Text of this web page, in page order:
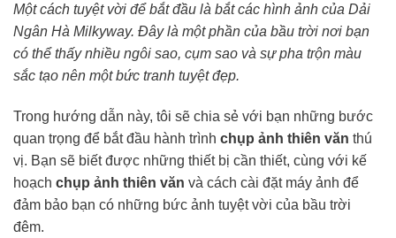
Một cách tuyệt vời để bắt đầu là bắt các hình ảnh của Dải
Ngân Hà Milkyway. Đây là một phần của bầu trời nơi bạn
có thể thấy nhiều ngôi sao, cụm sao và sự pha trộn màu
sắc tạo nên một bức tranh tuyệt đẹp.
Trong hướng dẫn này, tôi sẽ chia sẻ với bạn những bước
quan trọng để bắt đầu hành trình chụp ảnh thiên văn thú
vị. Bạn sẽ biết được những thiết bị cần thiết, cùng với kế
hoạch chụp ảnh thiên văn và cách cài đặt máy ảnh để
đảm bảo bạn có những bức ảnh tuyệt vời của bầu trời
đêm.